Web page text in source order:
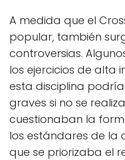
A medida que el
popular, también
controversias.
los ejercicios de alta
esta disciplina
graves si no se
cuestionaban la
los estándares de la
que se priorizaba el